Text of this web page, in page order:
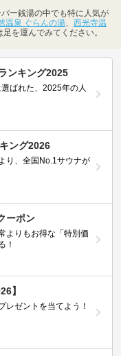
ー銭湯の中でも特に人気が
温泉 ぐらんの湯
西光寺温
を運んでみてください。
ンキング2025
ばれた、2025年の人
ング2026
り、全国No.1サウナが
ーポン
よりもお得な「特別価
！
】
レゼントを当てよう！